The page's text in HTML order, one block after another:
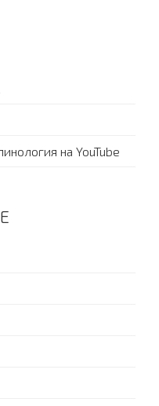
на YouTube